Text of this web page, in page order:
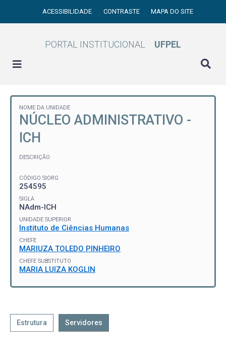
ACESSIBILIDADE CONTRASTE MAPA DO SITE
PORTAL INSTITUCIONAL UFPEL
NOME DA UNIDADE
NÚCLEO ADMINISTRATIVO -
ICH
DESCRIÇÃO
CÓDIGO SIORG
254595
SIGLA
NAdm-ICH
UNIDADE SUPERIOR
Instituto de Ciências Humanas
CHEFE
MARIUZA TOLEDO PINHEIRO
CHEFE SUBSTITUTO
MARIA LUIZA KOGLIN
Estrutura Servidores